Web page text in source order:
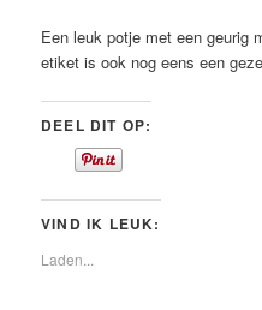
Een leuk potje met een geurig
etiket is ook nog eens een
DEEL DIT OP:
VIND IK LEUK:
Laden...